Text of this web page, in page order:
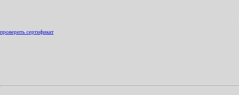
проверить сертификат